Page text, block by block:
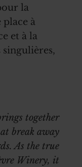
la
place à
et à la
together
break away
As the true
Winery, it